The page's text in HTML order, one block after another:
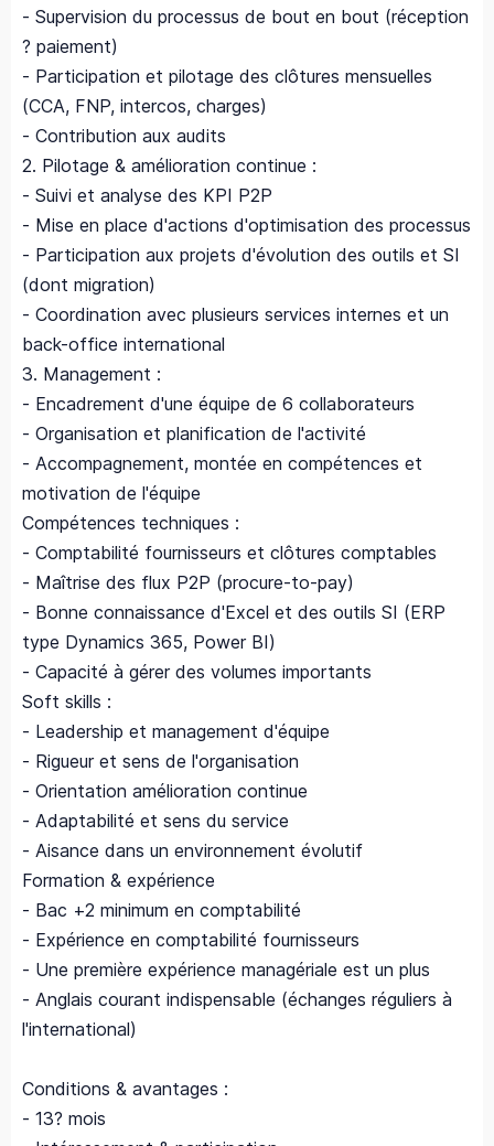
- Supervision du processus de bout en bout (réception
? paiement)
- Participation et pilotage des clôtures mensuelles
(CCA, FNP, intercos, charges)
- Contribution aux audits
2. Pilotage & amélioration continue :
- Suivi et analyse des KPI P2P
- Mise en place d'actions d'optimisation des processus
- Participation aux projets d'évolution des outils et SI
(dont migration)
- Coordination avec plusieurs services internes et un
back-office international
3. Management :
- Encadrement d'une équipe de 6 collaborateurs
- Organisation et planification de l'activité
- Accompagnement, montée en compétences et
motivation de l'équipe
Compétences techniques :
- Comptabilité fournisseurs et clôtures comptables
- Maîtrise des flux P2P (procure-to-pay)
- Bonne connaissance d'Excel et des outils SI (ERP
type Dynamics 365, Power BI)
- Capacité à gérer des volumes importants
Soft skills :
- Leadership et management d'équipe
- Rigueur et sens de l'organisation
- Orientation amélioration continue
- Adaptabilité et sens du service
- Aisance dans un environnement évolutif
Formation & expérience
- Bac +2 minimum en comptabilité
- Expérience en comptabilité fournisseurs
- Une première expérience managériale est un plus
- Anglais courant indispensable (échanges réguliers à
l'international)
Conditions & avantages :
- 13? mois